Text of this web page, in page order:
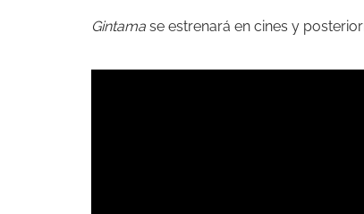
Gintama se estrenará en cines y